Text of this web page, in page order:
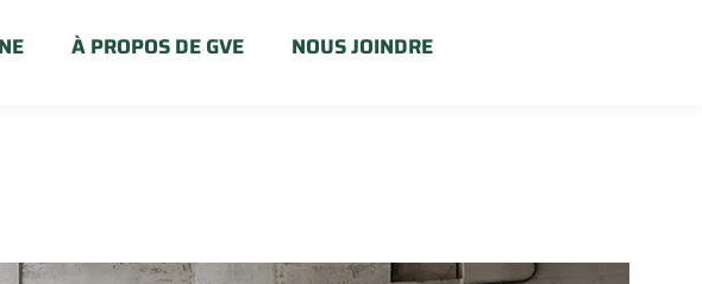
À PROPOS DE GVE NOUS JOINDRE